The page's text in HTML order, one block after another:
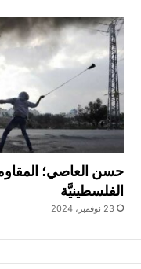
حسن العاصي؛
الفلسطينيَّة
23 نوفمبر، 2024